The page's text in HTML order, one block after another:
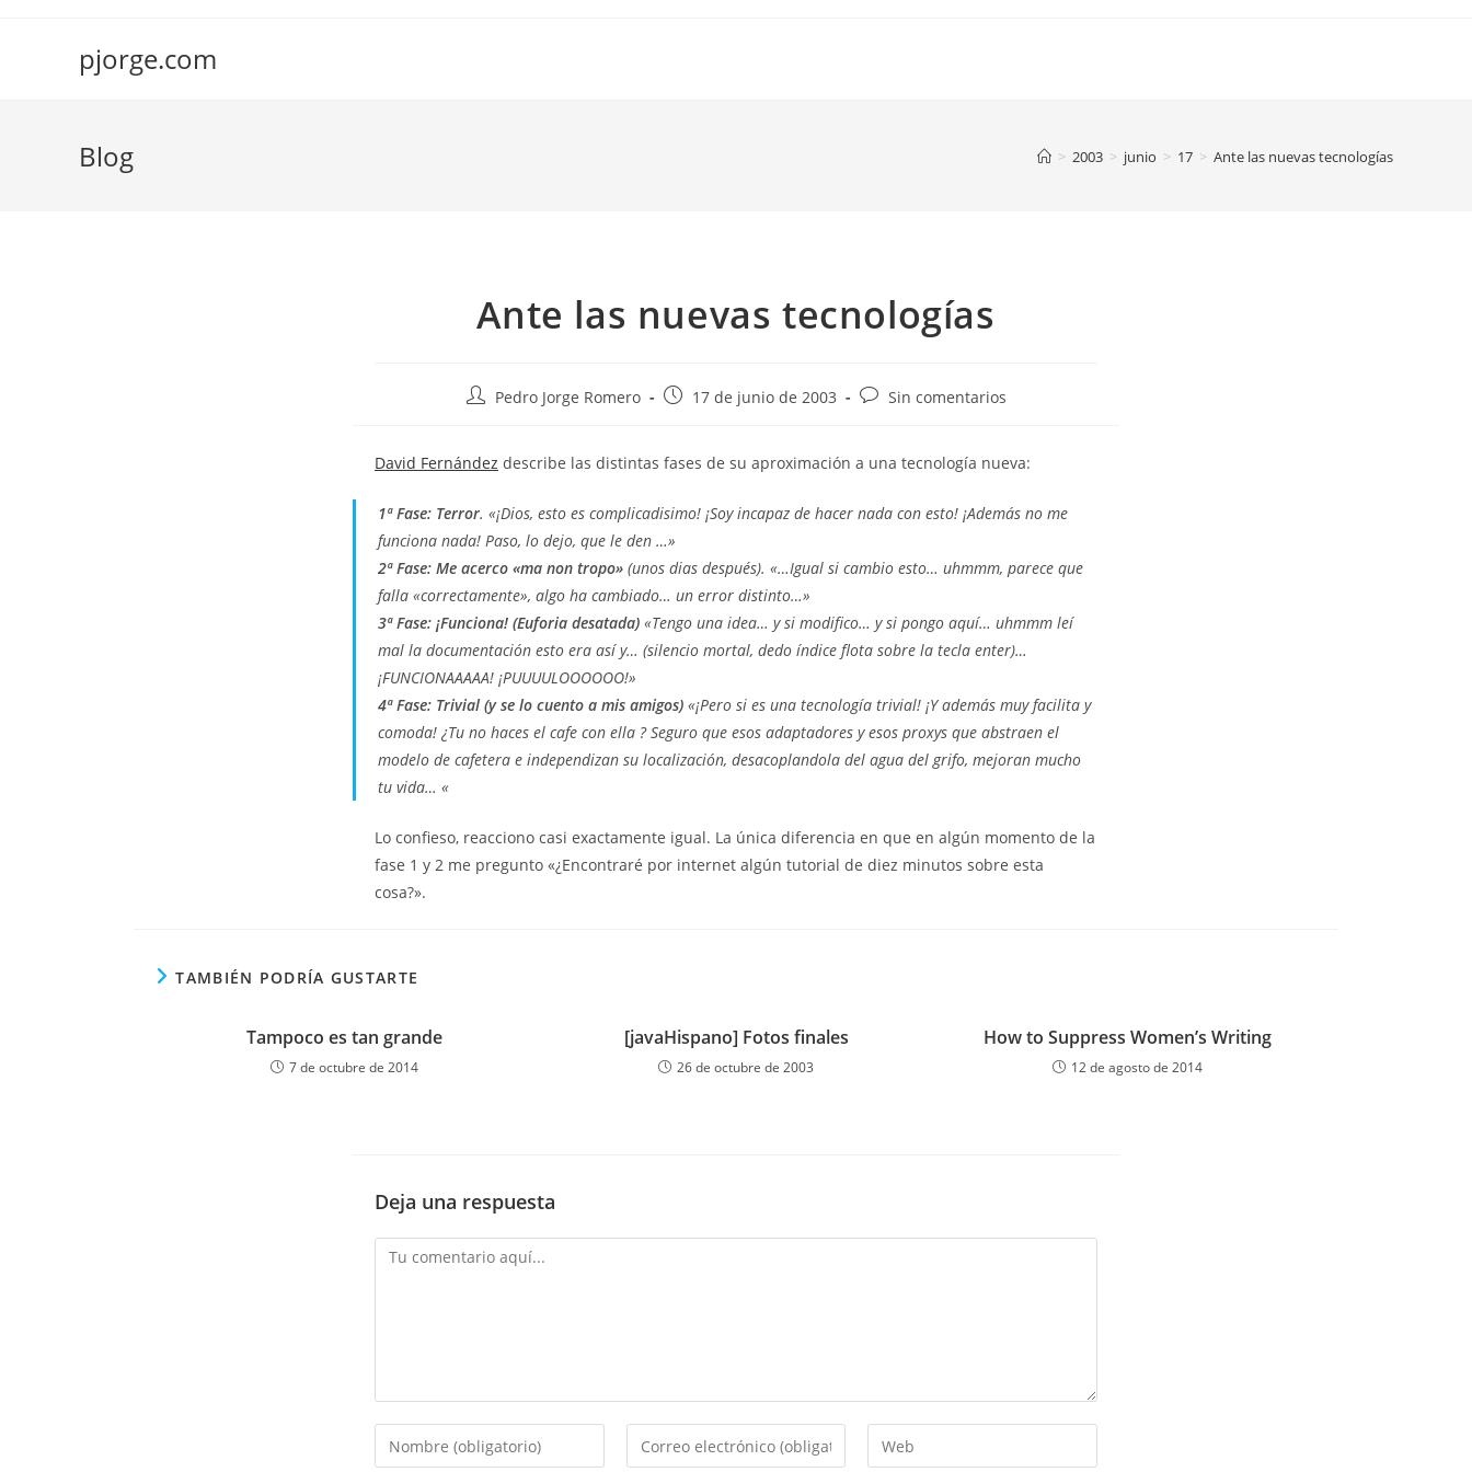
pjorge.com
Blog > 2003 > junio > 17 > Ante las nuevas tecnologías
Ante las nuevas tecnologías
Autor
entrada:
Pedro Jorge Romero
Publicación
entrada:
17 de junio de 2003
Comentarios
entrada:
Sin comentarios
David Fernández describe las distintas fases de su aproximación a una tecnología nueva:
1ª Fase: Terror. «¡Dios, esto es complicadisimo! ¡Soy incapaz de hacer nada con esto! ¡Además no me
funciona nada! Paso, lo dejo, que le den …»
2ª Fase: Me acerco «ma non tropo» (unos dias después). «…Igual si cambio esto… uhmmm, parece que
falla «correctamente», algo ha cambiado… un error distinto…»
3ª Fase: ¡Funciona! (Euforia desatada) «Tengo una idea… y si modifico… y si pongo aquí… uhmmm leí
mal la documentación esto era así y… (silencio mortal, dedo índice flota sobre la tecla enter)…
¡FUNCIONAAAAA! ¡PUUUULOOOOOO!»
4ª Fase: Trivial (y se lo cuento a mis amigos) «¡Pero si es una tecnología trivial! ¡Y además muy facilita y
comoda! ¿Tu no haces el cafe con ella ? Seguro que esos adaptadores y esos proxys que abstraen el
modelo de cafetera e independizan su localización, desacoplandola del agua del grifo, mejoran mucho
tu vida… «
Lo confieso, reacciono casi exactamente igual. La única diferencia en que en algún momento de la
fase 1 y 2 me pregunto «¿Encontraré por internet algún tutorial de diez minutos sobre esta
cosa?».
TAMBIÉN PODRÍA GUSTARTE
Tampoco es tan grande
7 de octubre de 2014
[javaHispano] Fotos finales
26 de octubre de 2003
How to Suppress Women’s Writing
12 de agosto de 2014
Deja una respuesta
Comentario
Introduce
tu
Introduce
tu
Introduce
la